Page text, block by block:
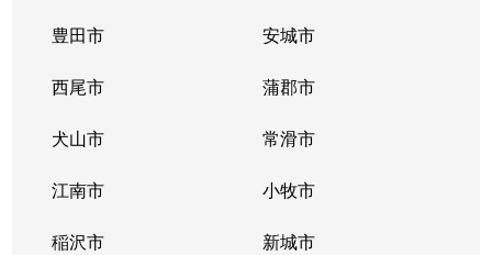
豊田市 安城市
西尾市 蒲郡市
犬山市 常滑市
江南市 小牧市
稲沢市 新城市